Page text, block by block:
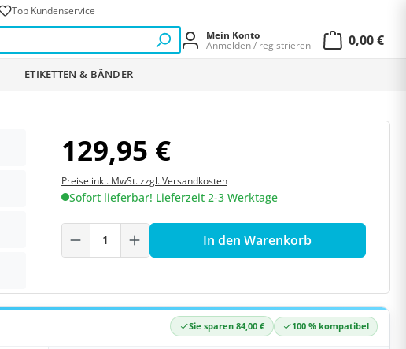
Top Kundenservice
Mein Konto
Anmelden / registrieren
0,00 €
ETIKETTEN & BÄNDER
129,95 €
Preise inkl. MwSt. zzgl. Versandkosten
Sofort lieferbar! Lieferzeit 2-3 Werktage
Produkt Anzahl: Gib den
In den Warenkorb
Sie sparen 84,00 € 100 % kompatibel